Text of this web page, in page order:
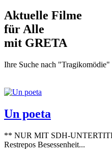
Aktuelle Filme
für Alle
mit GRETA
Ihre Suche nach "Tragikomödie"
Un poeta
** NUR MIT SDH-
Restrepos Besessenheit...